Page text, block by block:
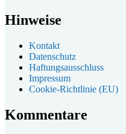
Hinweise
Kontakt
Datenschutz
Haftungsausschluss
Impressum
Cookie-Richtlinie (EU)
Kommentare